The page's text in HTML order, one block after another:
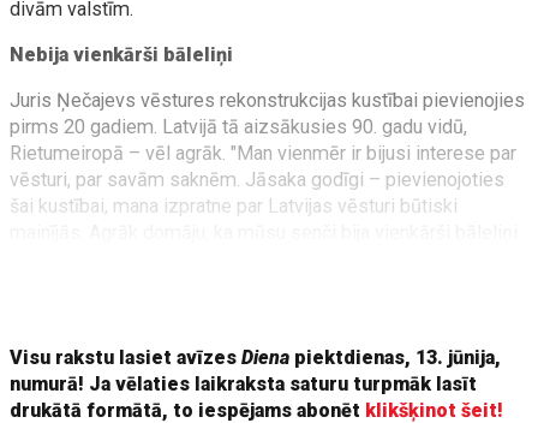
divām valstīm.
Nebija vienkārši bāleliņi
Juris Ņečajevs vēstures rekonstrukcijas kustībai pievienojies
pirms 20 gadiem. Latvijā tā aizsākusies 90. gadu vidū,
Rietumeiropā – vēl agrāk. "Man vienmēr ir bijusi interese par
vēsturi, par savām saknēm. Jāsaka godīgi – pievienojoties
šai kustībai, mana izpratne par Latvijas vēsturi būtiski
Visu rakstu lasiet avīzesDiena piektdienas, 13. jūnija,
numurā! Ja vēlaties laikraksta saturu turpmāk lasīt
drukātā formātā, to iespējams abonēt klikšķinot šeit!